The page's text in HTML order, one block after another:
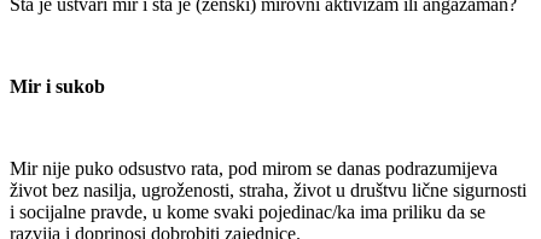
Mir i sukob
Mir nije puko odsustvo rata, pod mirom se danas podrazumijeva
život bez nasilja, ugroženosti, straha, život u društvu lične sigurnosti
i socijalne pravde, u kome svaki pojedinac/ka ima priliku da se
razvija i doprinosi dobrobiti zajednice.